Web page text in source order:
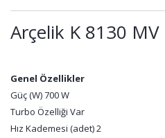
Arçelik K 8130
Genel Özellikler
Güç (W) 700 W
Turbo Özelliği Var
Hız Kademesi (adet) 2